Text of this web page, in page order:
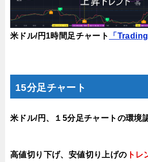
米ドル/円1時間足チャート 「
15分足チャート
米ドル/円、１5分足チャートの環境
高値切り下げ、安値切り上げの トレ